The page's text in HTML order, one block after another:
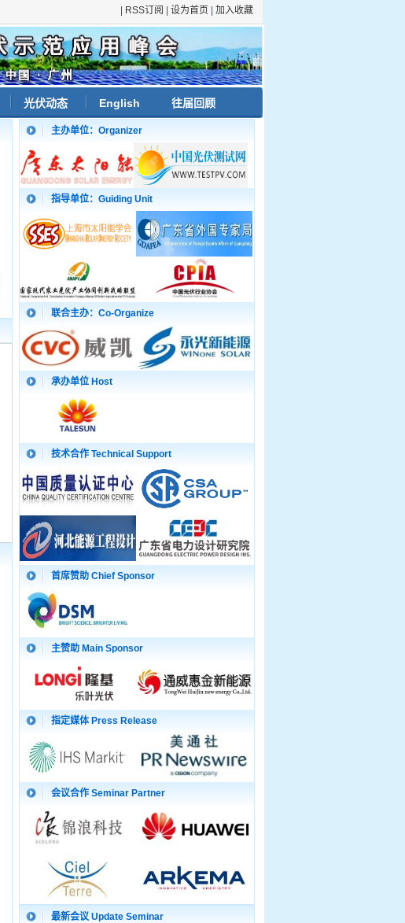
RSS订阅 设为首页 加入收藏
光伏动态 English 往届回顾
主办单位：Organizer
指导单位：Guiding Unit
联合主办：Co-Organize
承办单位 Host
技术合作 Technical Support
首席赞助 Chief Sponsor
主赞助 Main Sponsor
指定媒体 Press Release
会议合作 Seminar Partner
最新会议 Update Seminar